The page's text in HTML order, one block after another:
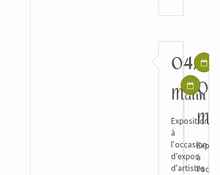
à
04/
Matin
Exposition
à
l’occasion
d’expos
d’artistes